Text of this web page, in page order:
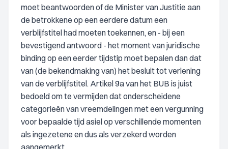
moet beantwoorden of de Minister van Justitie aan
de betrokkene op een eerdere datum een
verblijfstitel had moeten toekennen, en - bij een
bevestigend antwoord - het moment van juridische
binding op een eerder tijdstip moet bepalen dan dat
van (de bekendmaking van) het besluit tot verlening
van de verblijfstitel. Artikel 9a van het BUB is juist
bedoeld om te vermijden dat onderscheidene
categorieën van vreemdelingen met een vergunning
voor bepaalde tijd asiel op verschillende momenten
als ingezetene en dus als verzekerd worden
aangemerkt.